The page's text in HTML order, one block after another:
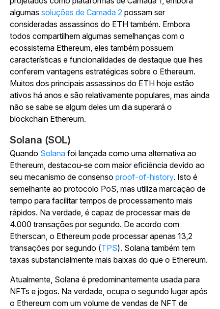
algumas soluções de Camada 2 possam ser
consideradas assassinos do ETH também. Embora
todos compartilhem algumas semelhanças com o
ecossistema Ethereum, eles também possuem
características e funcionalidades de destaque que lhes
conferem vantagens estratégicas sobre o Ethereum.
Muitos dos principais assassinos do ETH hoje estão
ativos há anos e são relativamente populares, mas ainda
não se sabe se algum deles um dia superará o
blockchain Ethereum.
Solana (SOL)
Quando Solana foi lançada como uma alternativa ao
Ethereum, destacou-se com maior eficiência devido ao
seu mecanismo de consenso proof-of-history. Isto é
semelhante ao protocolo PoS, mas utiliza marcação de
tempo para facilitar tempos de processamento mais
rápidos. Na verdade, é capaz de processar mais de
4.000 transações por segundo. De acordo com
Etherscan, o Ethereum pode processar apenas 13,2
transações por segundo (TPS). Solana também tem
taxas substancialmente mais baixas do que o Ethereum.
Atualmente, Solana é predominantemente usada para
NFTs e jogos. Na verdade, ocupa o segundo lugar após
o Ethereum com um volume de vendas de NFT de